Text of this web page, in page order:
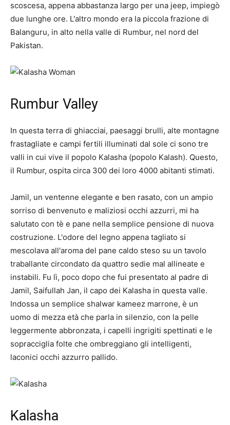
scoscesa, appena abbastanza largo per una jeep, impiegò
due lunghe ore. L'altro mondo era la piccola frazione di
Balanguru, in alto nella valle di Rumbur, nel nord del
Pakistan.
Rumbur Valley
In questa terra di ghiacciai, paesaggi brulli, alte montagne
frastagliate e campi fertili illuminati dal sole ci sono tre
valli in cui vive il popolo Kalasha (popolo Kalash). Questo,
il Rumbur, ospita circa 300 dei loro 4000 abitanti stimati.
Jamil, un ventenne elegante e ben rasato, con un ampio
sorriso di benvenuto e maliziosi occhi azzurri, mi ha
salutato con tè e pane nella semplice pensione di nuova
costruzione. L'odore del legno appena tagliato si
mescolava all'aroma del pane caldo steso su un tavolo
traballante circondato da quattro sedie mal allineate e
instabili. Fu lì, poco dopo che fui presentato al padre di
Jamil, Saifullah Jan, il capo dei Kalasha in questa valle.
Indossa un semplice shalwar kameez marrone, è un
uomo di mezza età che parla in silenzio, con la pelle
leggermente abbronzata, i capelli ingrigiti spettinati e le
sopracciglia folte che ombreggiano gli intelligenti,
laconici occhi azzurro pallido.
Kalasha